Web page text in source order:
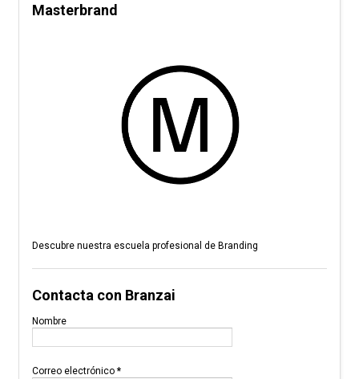
Masterbrand
Descubre nuestra escuela profesional de Branding
Contacta con Branzai
Nombre
Correo electrónico *